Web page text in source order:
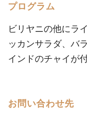
プログラム
ビリヤニの他にラ
ッカンサラダ、バ
インドのチャイが
お問い合わせ先